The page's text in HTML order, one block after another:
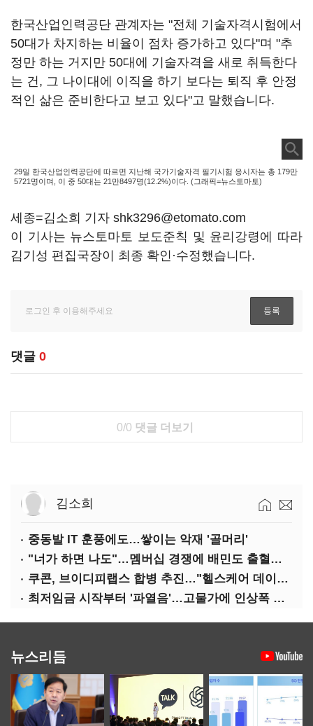
한국산업인력공단 관계자는 "전체 기술자격시험에서
50대가 차지하는 비율이 점차 증가하고 있다"며 "추
정만 하는 거지만 50대에 기술자격을 새로 취득한다
는 건, 그 나이대에 이직을 하기 보다는 퇴직 후 안정
적인 삶은 준비한다고 보고 있다"고 말했습니다.
29일 한국산업인력공단에 따르면 지난해 국가기술자격 필기시험 응시자는 총 179만
5721명이며, 이 중 50대는 21만8497명(12.2%)이다. (그래픽=뉴스토마토)
세종=김소희 기자 shk3296@etomato.com
이 기사는 뉴스토마토 보도준칙 및 윤리강령에 따라
김기성 편집국장이 최종 확인·수정했습니다.
댓글 0
0/0 댓글 더보기
김소희
중동발 IT 훈풍에도…쌓이는 악재 '골머리'
"너가 하면 나도"…멤버십 경쟁에 배민도 출혈경쟁
쿠콘, 브이디피랩스 합병 추진…"헬스케어 데이터 플랫폼 확대"
최저임금 시작부터 '파열음'…고물가에 인상폭 갈등
뉴스리듬